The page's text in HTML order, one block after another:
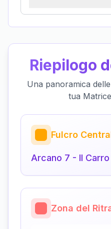
Riepilogo
Una panoramica
tua
Fulcro
Arcano 7 - Il Carro
Zona del